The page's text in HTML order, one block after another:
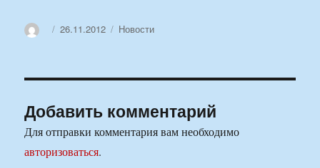
АвторОпубликовано
26.11.2012 Рубрики
Новости
Добавить комментарий
Для отправки комментария вам необходимо
авторизоваться.